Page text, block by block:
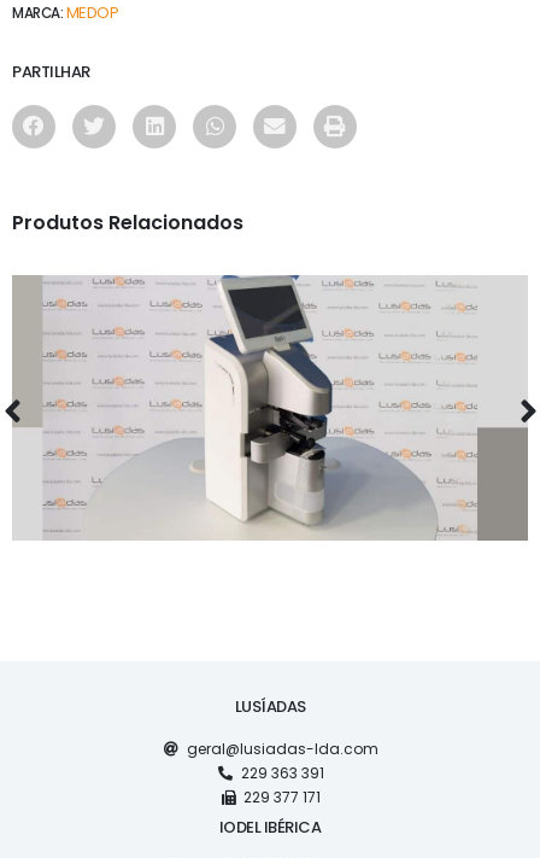
MARCA:MEDOP
PARTILHAR
Produtos Relacionados
MAQUINARIA
FOCOMETRO DIGITAL OPTI+ LM 800 NOVO
LUSÍADAS
geral@lusiadas-lda.com
229 363 391
229 377 171
IODEL IBÉRICA